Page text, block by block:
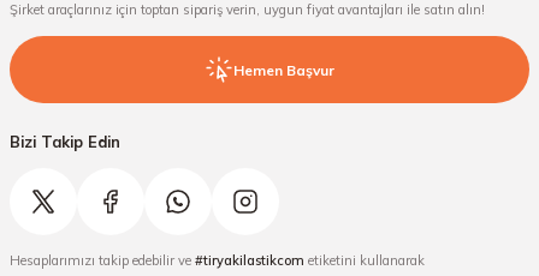
Şirket araçlarınız için toptan sipariş verin, uygun fiyat avantajları ile satın alın!
Hemen Başvur
Bizi Takip Edin
Hesaplarımızı takip edebilir ve #tiryakilastikcom etiketini kullanarak